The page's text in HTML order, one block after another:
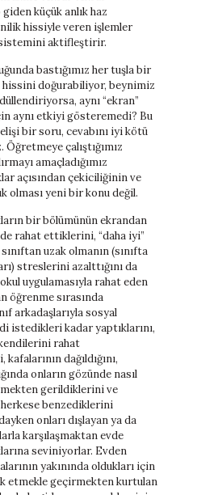
küçük anlık haz
hissiyle veren işlemler
aktifleştirir.
bastığımız her tuşla bir
hissini doğurabiliyor, beynimiz
aynı “ekran”
aynı etkiyi gösteremedi? Bu
bir soru, cevabını iyi kötü
çalıştığımız
amaçladığımız
açısından çekiciliğinin ve
olması yeni bir konu değil.
bir bölümünün ekrandan
rahat ettiklerini, “daha iyi”
uzak olmanın (sınıfta
streslerini azalttığını da
uygulamasıyla rahat eden
öğrenme sırasında
arkadaşlarıyla sosyal
istedikleri kadar yaptıklarını,
rahat
dağıldığını,
onların gözünde nasıl
gerildiklerini ve
herkese benzediklerini
onları dışlayan ya da
karşılaşmaktan evde
seviniyorlar. Evden
yakınında oldukları için
etmekle geçirmekten kurtulan